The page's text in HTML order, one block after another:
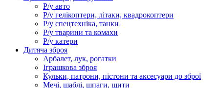
Р/у авто
Р/у гелікоптери, літаки, квадрокоптери
Р/у спецтехніка, танки
Р/у тварини та комахи
Р/у катери
Дитяча зброя
Арбалет, лук, рогатки
Іграшкова зброя
Кульки, патрони, пістони та аксесуари до зброї
Мечі, шаблі, шпаги, щити